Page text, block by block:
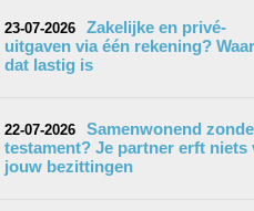
23-07-2026
Zakelijke en privé-
uitgaven via één rekening?
dat lastig is
22-07-2026
Samenwonend
testament? Je partner erft niets
jouw bezittingen